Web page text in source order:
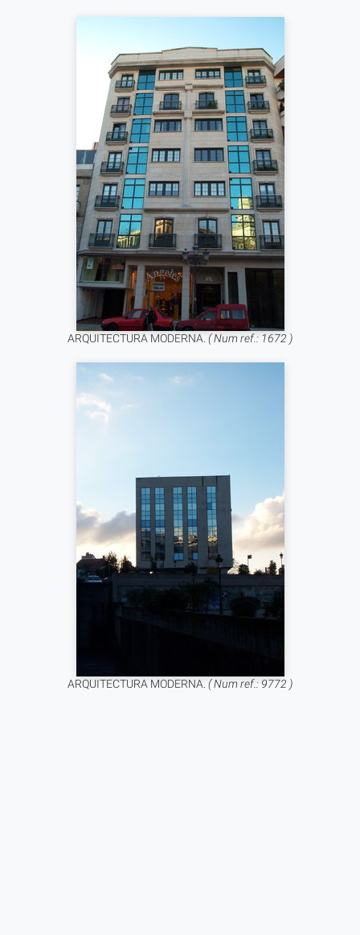
ARQUITECTURA MODERNA. ( Num ref.: 1672 )
ARQUITECTURA MODERNA. ( Num ref.: 9772 )